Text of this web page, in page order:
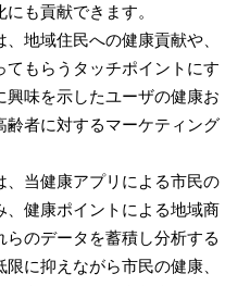
も貢献できます。
地域住民への健康貢献や、
もらうタッチポイントにす
興味を示したユーザの健康お
齢者に対するマーケティング
当健康アプリによる市民の
健康ポイントによる地域商
のデータを蓄積し分析する
に抑えながら市民の健康、